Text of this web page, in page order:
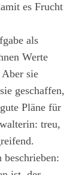
es Frucht
als
Werte
sie
geschaffen,
Pläne für
treu,